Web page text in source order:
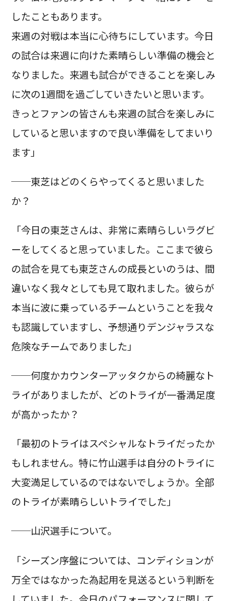
したこともあります。
来週の対戦は本当に心待ちにしています。今日
の試合は来週に向けた素晴らしい準備の機会と
なりました。来週も試合ができることを楽しみ
に次の1週間を過ごしていきたいと思います。
きっとファンの皆さんも来週の試合を楽しみに
していると思いますので良い準備をしてまいり
ます」
──東芝はどのくらやってくると思いました
か？
「今日の東芝さんは、非常に素晴らしいラグビ
ーをしてくると思っていました。ここまで彼ら
の試合を見ても東芝さんの成長といのうは、間
違いなく我々としても見て取れました。彼らが
本当に波に乗っているチームということを我々
も認識していますし、予想通りデンジャラスな
危険なチームでありました」
──何度かカウンターアッタクからの綺麗なト
ライがありましたが、どのトライが一番満足度
が高かったか？
「最初のトライはスペシャルなトライだったか
もしれません。特に竹山選手は自分のトライに
大変満足しているのではないでしょうか。全部
のトライが素晴らしいトライでした」
──山沢選手について。
「シーズン序盤については、コンディションが
万全ではなかった為起用を見送るという判断を